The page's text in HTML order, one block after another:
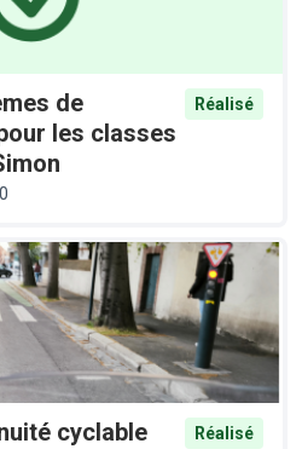
de
les classes
Réalisé
0
cyclable
Réalisé